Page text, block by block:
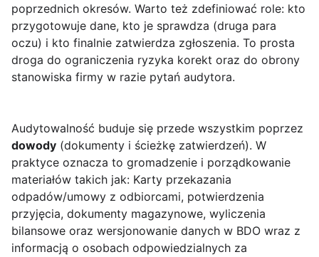
poprzednich okresów. Warto też zdefiniować role: kto
przygotowuje dane, kto je sprawdza (druga para
oczu) i kto finalnie zatwierdza zgłoszenia. To prosta
droga do ograniczenia ryzyka korekt oraz do obrony
stanowiska firmy w razie pytań audytora.
Audytowalność buduje się przede wszystkim poprzez
dowody (dokumenty i ścieżkę zatwierdzeń). W
praktyce oznacza to gromadzenie i porządkowanie
materiałów takich jak: Karty przekazania
odpadów/umowy z odbiorcami, potwierdzenia
przyjęcia, dokumenty magazynowe, wyliczenia
bilansowe oraz wersjonowanie danych w BDO wraz z
informacją o osobach odpowiedzialnych za